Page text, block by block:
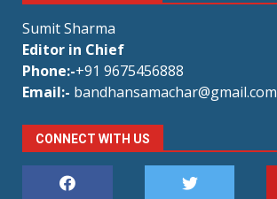
Sumit Sharma
Editor in Chief
Phone:-+91 9675456888
Email:- bandhansamachar@gmail.com
CONNECT WITH US